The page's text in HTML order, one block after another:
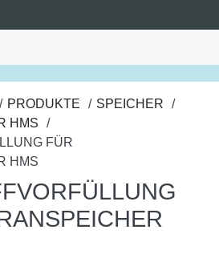
PRODUKTE
SPEICHER
HMS
FÜR
HMS